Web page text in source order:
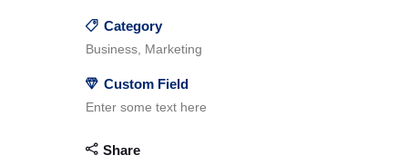
Category
Business, Marketing
Custom Field
Enter some text here
Share